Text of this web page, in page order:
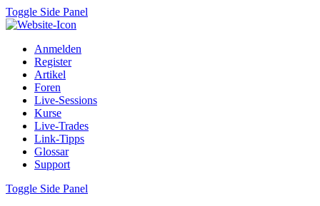
Toggle Side Panel
Anmelden
Register
Artikel
Foren
Live-Sessions
Kurse
Live-Trades
Link-Tipps
Glossar
Support
Toggle Side Panel